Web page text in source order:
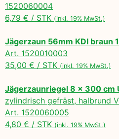
1520060004
6,79 € / STK (inkl. 19% MwSt.)
Jägerzaun 56mm KDI braun
Art. 1520010003
35,00 € / STK (inkl. 19% MwSt.)
Jägerzaunriegel 8 x 300 cm
zylindrisch gefräst,
Art. 1520060005
4,80 € / STK (inkl. 19% MwSt.)